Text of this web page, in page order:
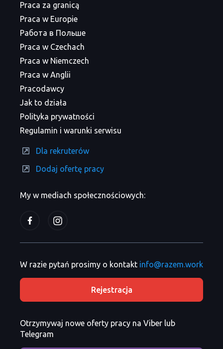
My w mediach społecznościowych:
Praca za granicą
Praca w Europie
Работа в Польше
Praca w Czechach
Praca w Niemczech
Praca w Anglii
Pracodawcy
Jak to działa
Polityka prywatności
Regulamin i warunki serwisu
Dla rekruterów
Dodaj ofertę pracy
W razie pytań prosimy o kontakt info@razem.work
Rejestracja
Otrzymywaj nowe oferty pracy na Viber lub
Telegram